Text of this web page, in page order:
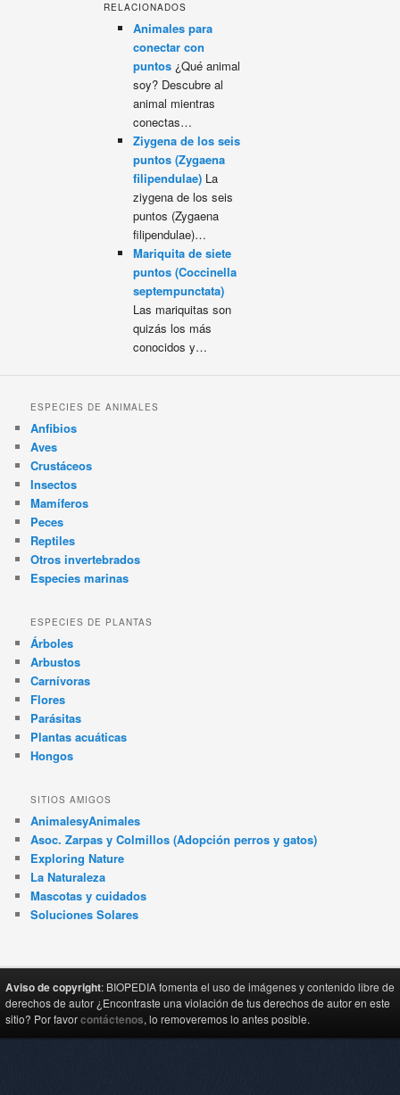
RELACIONADOS
Animales para
conectar con
puntos¿Qué animal
soy? Descubre al
animal mientras
conectas…
Ziygena de los seis
puntos (Zygaena
filipendulae)La
ziygena de los seis
puntos (Zygaena
filipendulae)…
Mariquita de siete
puntos (Coccinella
septempunctata)
Las mariquitas son
quizás los más
conocidos y…
ESPECIES DE ANIMALES
Anfibios
Aves
Crustáceos
Insectos
Mamíferos
Peces
Reptiles
Otros invertebrados
Especies marinas
ESPECIES DE PLANTAS
Árboles
Arbustos
Carnívoras
Flores
Parásitas
Plantas acuáticas
Hongos
SITIOS AMIGOS
AnimalesyAnimales
Asoc. Zarpas y Colmillos (Adopción perros y gatos)
Exploring Nature
La Naturaleza
Mascotas y cuidados
Soluciones Solares
Aviso de copyright: BIOPEDIA fomenta el uso de imágenes y contenido libre de
derechos de autor ¿Encontraste una violación de tus derechos de autor en este
sitio? Por favorcontáctenos, lo removeremos lo antes posible.